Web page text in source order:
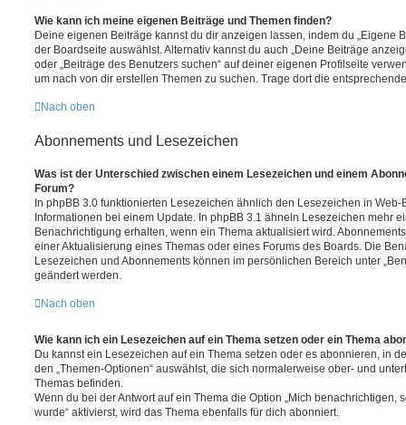
Wie kann ich meine eigenen Beiträge und Themen finden?
Deine eigenen Beiträge kannst du dir anzeigen lassen, indem du „Eigene
der Boardseite auswählst. Alternativ kannst du auch „Deine Beiträge
oder „Beiträge des Benutzers suchen“ auf deiner eigenen Profilseite
um nach von dir erstellen Themen zu suchen. Trage dort die
Nach oben
Abonnements und Lesezeichen
Was ist der Unterschied zwischen einem Lesezeichen und einem
Forum?
In phpBB 3.0 funktionierten Lesezeichen ähnlich den Lesezeichen in
Informationen bei einem Update. In phpBB 3.1 ähneln Lesezeichen mehr
Benachrichtigung erhalten, wenn ein Thema aktualisiert wird.
einer Aktualisierung eines Themas oder eines Forums des Boards. Die
Lesezeichen und Abonnements können im persönlichen Bereich unter
geändert werden.
Nach oben
Wie kann ich ein Lesezeichen auf ein Thema setzen oder ein Thema
Du kannst ein Lesezeichen auf ein Thema setzen oder es abonnieren, in
den „Themen-Optionen“ auswählst, die sich normalerweise ober- und
Themas befinden.
Wenn du bei der Antwort auf ein Thema die Option „Mich benachrichtigen,
wurde“ aktivierst, wird das Thema ebenfalls für dich abonniert.